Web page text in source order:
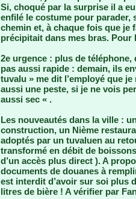
Si, choqué par la surprise il a
enfilé le costume pour parader,
chemin et, à chaque fois que je
précipitait dans mes bras. Pour
2e urgence : plus de
pas aussi rapide : demain, ils
tuvalu » me dit l’employé que
aussi une peste, si je ne vois
aussi sec « .
Les nouveautés dans la ville :
construction, un Nième
adoptés par un tuvaluen au
transformé en débit de
d’un accès plus direct ). A
documents de douanes à
est interdit d’avoir sur soi plus
litres de bière ! A vérifier par